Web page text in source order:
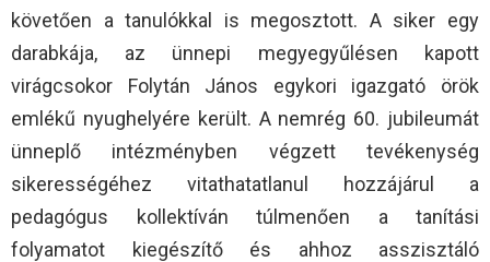
követően a tanulókkal is megosztott. A siker egy
darabkája, az ünnepi megyegyűlésen kapott
virágcsokor Folytán János egykori igazgató örök
emlékű nyughelyére került. A nemrég 60. jubileumát
ünneplő intézményben végzett tevékenység
sikerességéhez vitathatatlanul hozzájárul a
pedagógus kollektíván túlmenően a tanítási
folyamatot kiegészítő és ahhoz asszisztáló